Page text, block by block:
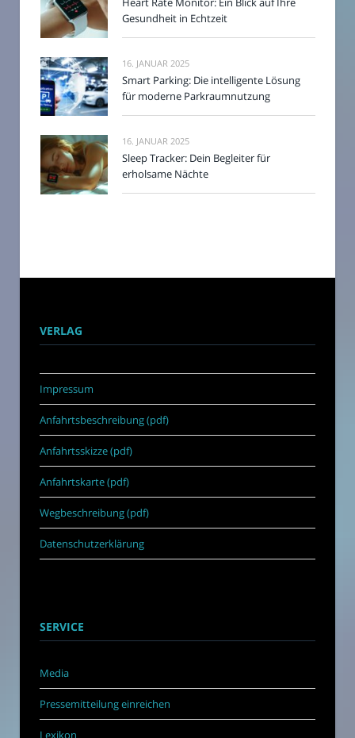
Gesundheit in Echtzeit
16. JANUAR 2025
Smart Parking: Die intelligente Lösung
für moderne Parkraumnutzung
16. JANUAR 2025
Sleep Tracker: Dein Begleiter für
erholsame Nächte
VERLAG
Impressum
Anfahrtsbeschreibung (pdf)
Anfahrtsskizze (pdf)
Anfahrtskarte (pdf)
Wegbeschreibung (pdf)
Datenschutzerklärung
SERVICE
Media
Pressemitteilung einreichen
Lexikon